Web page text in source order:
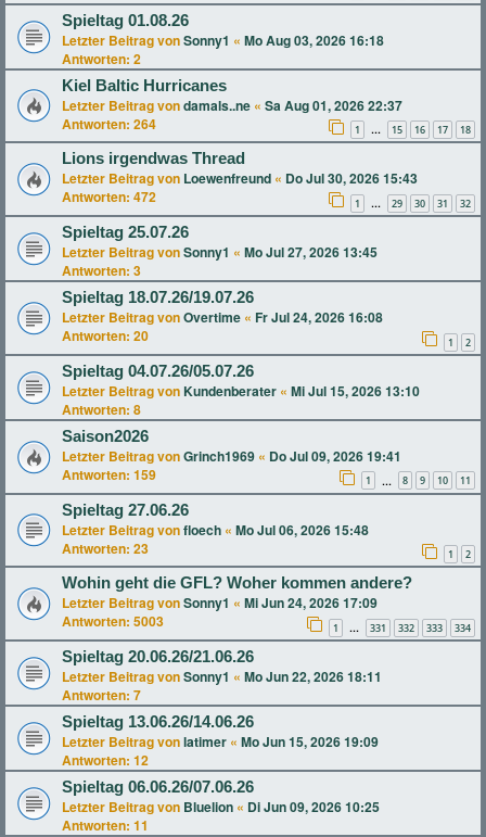
Spieltag 01.08.26
Letzter Beitrag vonSonny1 « Mo Aug 03, 2026 16:18
Antworten: 2
Kiel Baltic Hurricanes
Letzter Beitrag vondamals..ne « Sa Aug 01, 2026 22:37
Antworten: 264 1 … 15 16 17 18
Lions irgendwas Thread
Letzter Beitrag von Loewenfreund « Do Jul 30, 2026 15:43
Antworten: 472 1 … 29 30 31 32
Spieltag 25.07.26
Letzter Beitrag vonSonny1 « Mo Jul 27, 2026 13:45
Antworten: 3
Spieltag 18.07.26/19.07.26
Letzter Beitrag vonOvertime « Fr Jul 24, 2026 16:08
Antworten: 20 1 2
Spieltag 04.07.26/05.07.26
Letzter Beitrag von Kundenberater « Mi Jul 15, 2026 13:10
Antworten: 8
Saison2026
Letzter Beitrag vonGrinch1969 « Do Jul 09, 2026 19:41
Antworten: 159 1 … 8 9 10 11
Spieltag 27.06.26
Letzter Beitrag vonfloech « Mo Jul 06, 2026 15:48
Antworten: 23 1 2
Wohin geht die GFL? Woher kommen andere?
Letzter Beitrag vonSonny1 « Mi Jun 24, 2026 17:09
Antworten: 5003 1 … 331 332 333 334
Spieltag 20.06.26/21.06.26
Letzter Beitrag vonSonny1 « Mo Jun 22, 2026 18:11
Antworten: 7
Spieltag 13.06.26/14.06.26
Letzter Beitrag vonlatimer « Mo Jun 15, 2026 19:09
Antworten: 12
Spieltag 06.06.26/07.06.26
Letzter Beitrag von Bluelion « Di Jun 09, 2026 10:25
Antworten: 11